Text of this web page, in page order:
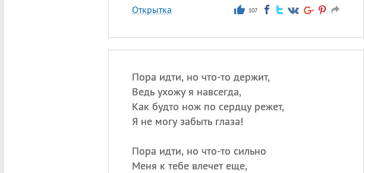
Открытка 107
Пора идти, но что-то держит,
Ведь ухожу я навсегда,
Как будто нож по сердцу режет,
Я не могу забыть глаза!
Пора идти, но что-то сильно
Меня к тебе влечет еще,